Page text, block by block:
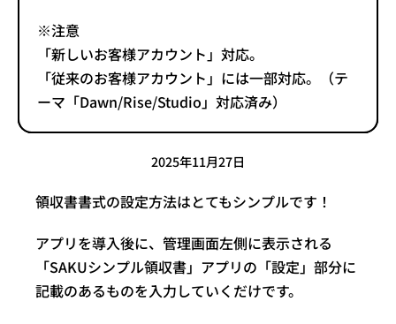
※注意
「新しいお客様アカウント」対応。
「従来のお客様アカウント」には一部対応。（テ
ーマ「Dawn/Rise/Studio」対応済み）
2025年11月27日
領収書書式の設定方法はとてもシンプルです！
アプリを導入後に、管理画面左側に表示される
「SAKUシンプル領収書」アプリの「設定」部分に
記載のあるものを入力していくだけです。